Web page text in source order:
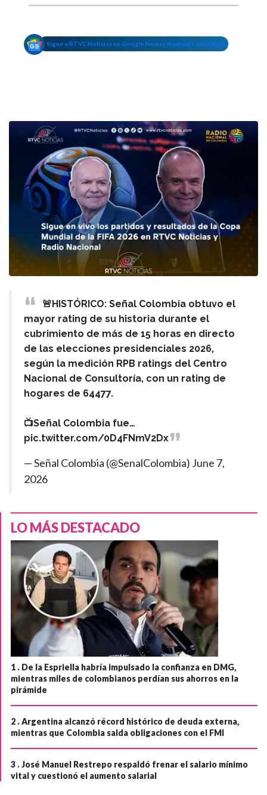
Sigue a RTVC Noticias en Google News y mantente conectado
🚨HISTÓRICO: Señal Colombia obtuvo el
mayor rating de su historia durante el
cubrimiento de más de 15 horas en directo
de las elecciones presidenciales 2026,
según la medición RPB ratings del Centro
Nacional de Consultoría, con un rating de
hogares de 64477.
📺Señal Colombia fue…
pic.twitter.com/0D4FNmV2Dx
— Señal Colombia (@SenalColombia) June 7,
2026
LO MÁS DESTACADO
1 . De la Espriella habría impulsado la confianza en DMG,
mientras miles de colombianos perdían sus ahorros en la
pirámide
2 .Argentina alcanzó récord histórico de deuda externa,
mientras que Colombia salda obligaciones con el FMI
3 .José Manuel Restrepo respaldó frenar el salario mínimo
vital y cuestionó el aumento salarial